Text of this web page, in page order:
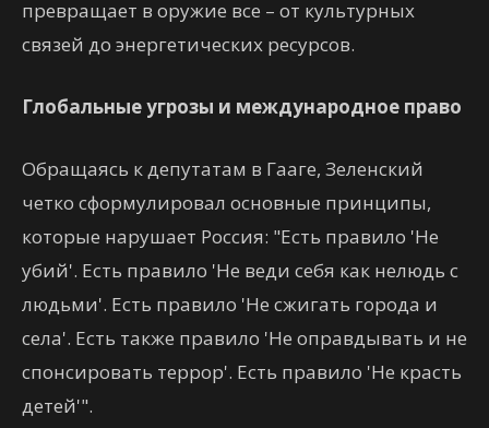
превращает в оружие все – от культурных
связей до энергетических ресурсов.
Глобальные угрозы и международное право
Обращаясь к депутатам в Гааге, Зеленский
четко сформулировал основные принципы,
которые нарушает Россия: "Есть правило 'Не
убий'. Есть правило 'Не веди себя как нелюдь с
людьми'. Есть правило 'Не сжигать города и
села'. Есть также правило 'Не оправдывать и не
спонсировать террор'. Есть правило 'Не красть
детей'".